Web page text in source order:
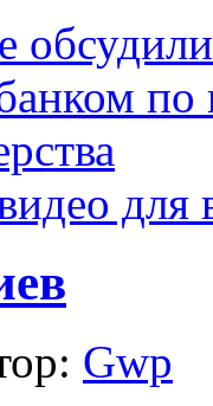
по
для
Gwp